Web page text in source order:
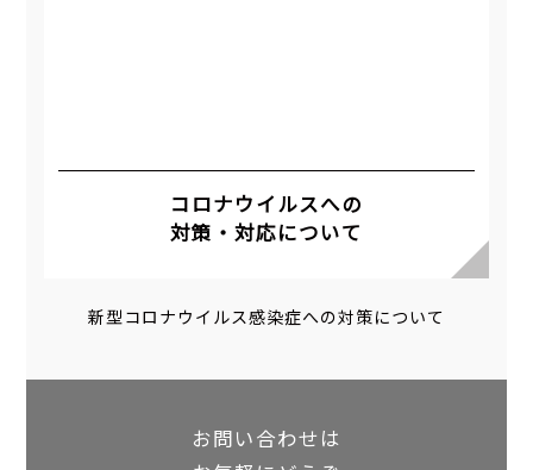
コロナウイルスへの
対策・対応について
新型コロナウイルス感染症への対策について
お問い合わせは